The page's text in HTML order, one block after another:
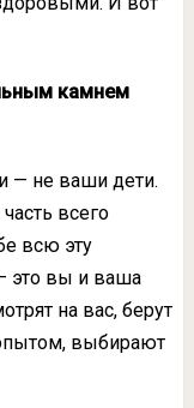
камнем
— не ваши дети.
всего
всю эту
это вы и ваша
на вас, берут
выбирают